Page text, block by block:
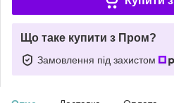
Що таке купити з Пром?
Замовлення під захистом